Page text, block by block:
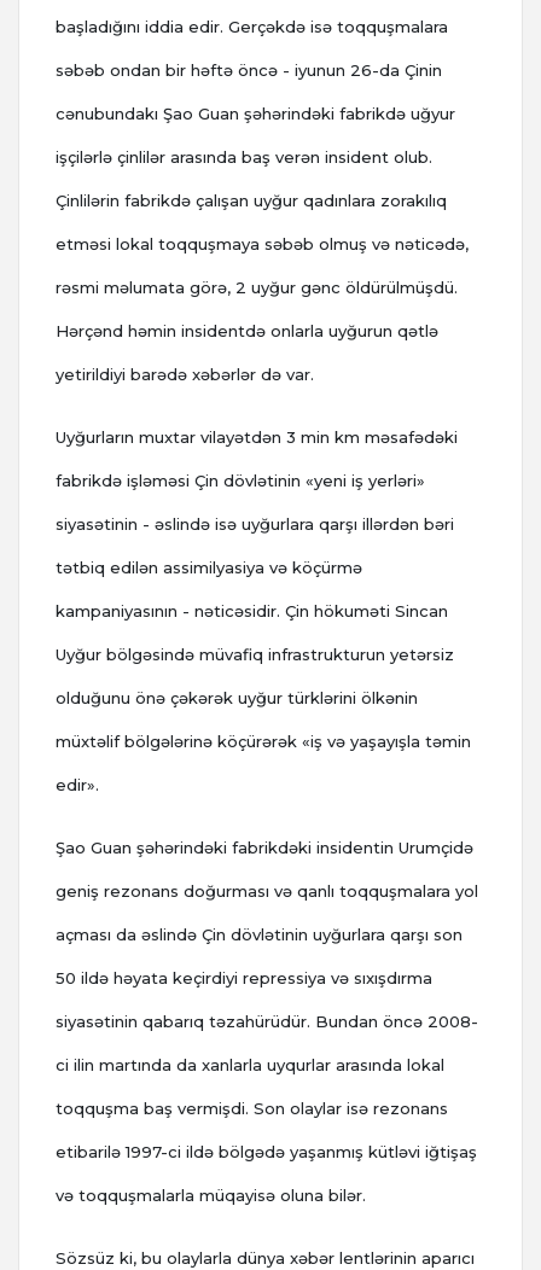
başladığını iddia edir. Gerçəkdə isə toqquşmalara
səbəb ondan bir həftə öncə - iyunun 26-da Çinin
cənubundakı Şao Guan şəhərindəki fabrikdə uğyur
işçilərlə çinlilər arasında baş verən insident olub.
Çinlilərin fabrikdə çalışan uyğur qadınlara zorakılıq
etməsi lokal toqquşmaya səbəb olmuş və nəticədə,
rəsmi məlumata görə, 2 uyğur gənc öldürülmüşdü.
Hərçənd həmin insidentdə onlarla uyğurun qətlə
yetirildiyi barədə xəbərlər də var.
Uyğurların muxtar vilayətdən 3 min km məsafədəki
fabrikdə işləməsi Çin dövlətinin «yeni iş yerləri»
siyasətinin - əslində isə uyğurlara qarşı illərdən bəri
tətbiq edilən assimilyasiya və köçürmə
kampaniyasının - nəticəsidir. Çin hökuməti Sincan
Uyğur bölgəsində müvafiq infrastrukturun yetərsiz
olduğunu önə çəkərək uyğur türklərini ölkənin
müxtəlif bölgələrinə köçürərək «iş və yaşayışla təmin
edir».
Şao Guan şəhərindəki fabrikdəki insidentin Urumçidə
geniş rezonans doğurması və qanlı toqquşmalara yol
açması da əslində Çin dövlətinin uyğurlara qarşı son
50 ildə həyata keçirdiyi repressiya və sıxışdırma
siyasətinin qabarıq təzahürüdür. Bundan öncə 2008-
ci ilin martında da xanlarla uyqurlar arasında lokal
toqquşma baş vermişdi. Son olaylar isə rezonans
etibarilə 1997-ci ildə bölgədə yaşanmış kütləvi iğtişaş
və toqquşmalarla müqayisə oluna bilər.
Sözsüz ki, bu olaylarla dünya xəbər lentlərinin aparıcı